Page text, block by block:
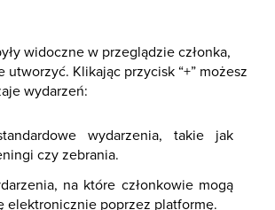
widoczne w przeglądzie członka,
utworzyć. Klikając przycisk “+” możesz
wydarzeń:
wydarzenia, takie jak
czy zebrania.
na które członkowie mogą
elektronicznie poprzez platformę.